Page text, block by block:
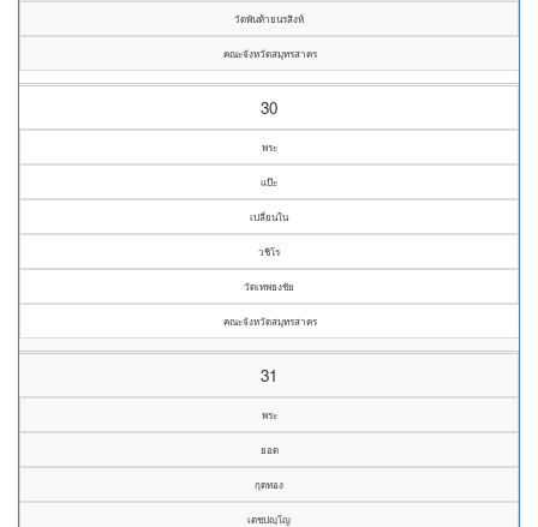
วัดพันท้ายนรสิงห์
คณะจังหวัดสมุทรสาคร
30
พระ
แป๊ะ
เปลี่ยนใน
วชิโร
วัดเทพธงชัย
คณะจังหวัดสมุทรสาคร
31
พระ
ยอด
กุดทอง
เตชปญฺโญ